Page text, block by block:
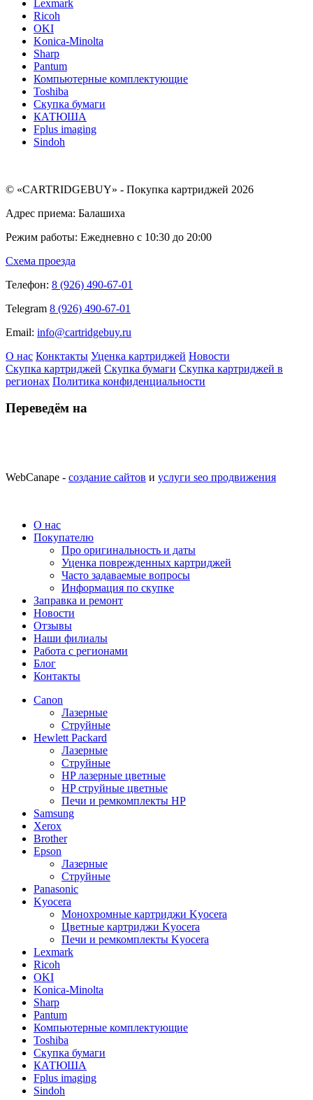
Lexmark
Ricoh
OKI
Konica-Minolta
Sharp
Pantum
Компьютерные комплектующие
Toshiba
Скупка бумаги
КАТЮША
Fplus imaging
Sindoh
© «CARTRIDGEBUY» - Покупка картриджей 2026
Адрес приема: Балашиха
Режим работы: Ежедневно с 10:30 до 20:00
Схема проезда
Телефон: 8 (926) 490-67-01
Telegram 8 (926) 490-67-01
Email: info@cartridgebuy.ru
О нас Конктакты Уценка картриджей Новости
Скупка картриджей Скупка бумаги Скупка картриджей в
регионах Политика конфиденциальности
Переведём на
WebCanape - создание сайтов и услуги seo продвижения
О нас
Покупателю
Про оригинальность и даты
Уценка поврежденных картриджей
Часто задаваемые вопросы
Информация по скупке
Заправка и ремонт
Новости
Отзывы
Наши филиалы
Работа с регионами
Блог
Контакты
Canon
Лазерные
Струйные
Hewlett Packard
Лазерные
Струйные
HP лазерные цветные
HP струйные цветные
Печи и ремкомплекты HP
Samsung
Xerox
Brother
Epson
Лазерные
Струйные
Panasonic
Kyocera
Монохромные картриджи Kyocera
Цветные картриджи Kyocera
Печи и ремкомплекты Kyocera
Lexmark
Ricoh
OKI
Konica-Minolta
Sharp
Pantum
Компьютерные комплектующие
Toshiba
Скупка бумаги
КАТЮША
Fplus imaging
Sindoh